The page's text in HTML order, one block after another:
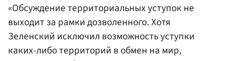
«Обсуждение территориальных уступок не
выходит за рамки дозволенного. Хотя
Зеленский исключил возможность уступки
каких-либо территорий в обмен на мир,